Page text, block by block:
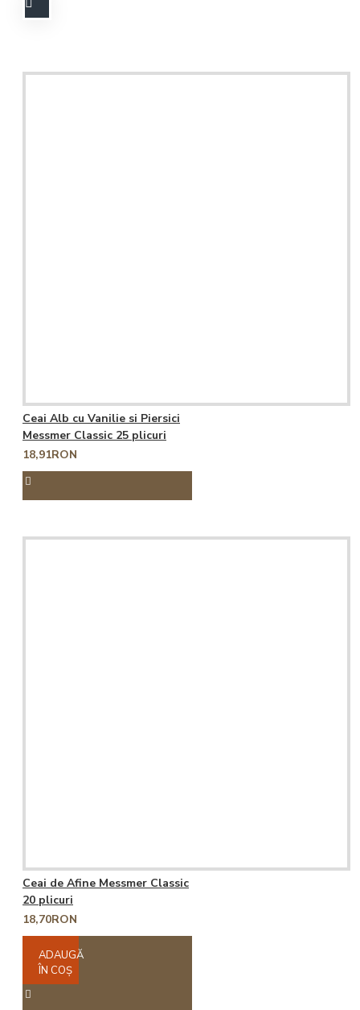
Ceai Alb cu Vanilie si Piersici
Messmer Classic 25 plicuri
18,91RON
Ceai de Afine Messmer Classic
20 plicuri
18,70RON
ADAUGĂ
ÎN COŞ